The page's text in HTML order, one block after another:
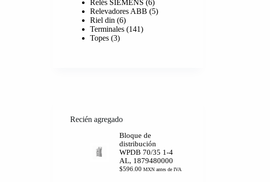
productos
Relés SIEMENS 66
productos
Relevadores ABB 55
Riel din 66
productos
Terminales 141141
Topes 33
Recién agregado
Bloque de
distribución
WPDB 70/35 1-4
AL, 1879480000
$596.00 MXN antes de IVA